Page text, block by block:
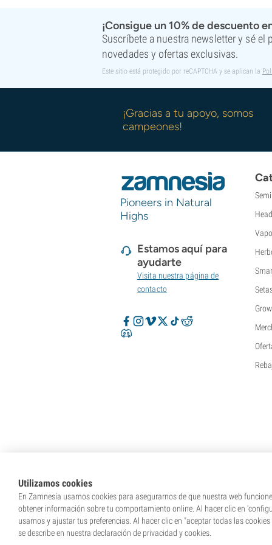
¡Consigue un 10% de descuento
Suscríbete a nuestra newsletter y sé el
novedades y ofertas exclusivas.
Este sitio está protegido por reCAPTCHA y se aplican la
¡Gracias a tu apoyo, somos
campeones!
Pioneers in Natural
Highs
Estamos aquí para
ayudarte
Visita nuestra página de
contacto
Utilizamos cookies
En Zamnesia usamos cookies para asegurarnos de que nuestra web
obtener información sobre tu comportamiento online. Al hacer clic en
usamos y ajustar tus preferencias. Al hacer clic en "aceptar todas las
se describe en nuestra declaración de privacidad y cookies.* Nuestras semillas se venden como